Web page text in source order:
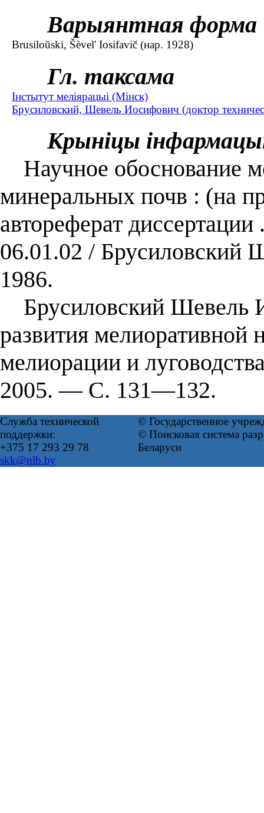
Варыянтная форма
Brusіloŭskі, Šèvel' Іosіfavіč (нар. 1928)
Гл. таксама
Інстытут меліярацыі (Мінск)
Брусиловский, Шевель Иосифович (доктор
Крыніцы
Научное обоснование
минеральных почв : (на
автореферат
06.01.02 /
1986.
Брусиловский Шевель
развития мелиоративной
мелиорации и
2005. — С. 131—132.
Служба технической
поддержки:
+375 17 293 29 78
skk@nlb.by
© Государственное
© Поисковая система
Беларуси